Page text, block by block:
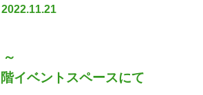
2022.11.21
ベントスペースにて